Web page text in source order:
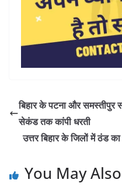
बिहार के पटना और
सेकंड तक कांपी धरती
उत्तर बिहार के जिलों में ठंड
You May